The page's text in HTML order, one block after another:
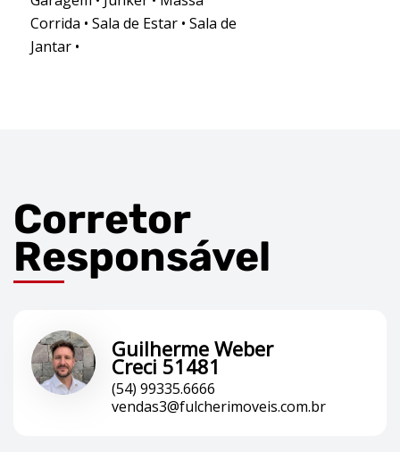
Corrida • Sala de Estar • Sala de
Jantar •
Corretor
Responsável
Guilherme Weber
Creci 51481
(54) 99335.6666
vendas3@fulcherimoveis.com.br